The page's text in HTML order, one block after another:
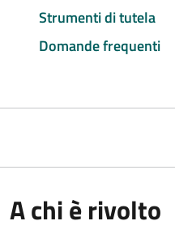
Strumenti di tutela
Domande frequenti
A chi è rivolto